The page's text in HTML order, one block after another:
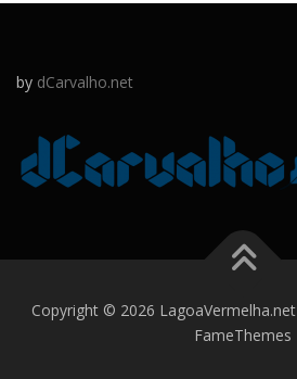
by dCarvalho.net
Copyright © 2026 LagoaVermelha.net
FameThemes